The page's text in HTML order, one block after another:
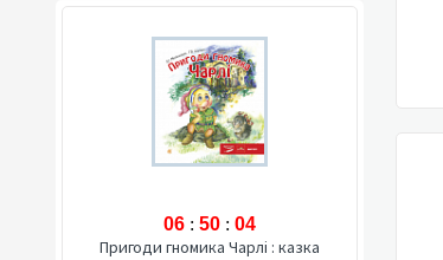
06 : 50 : 03
Пригоди гномика Чарлі : казка